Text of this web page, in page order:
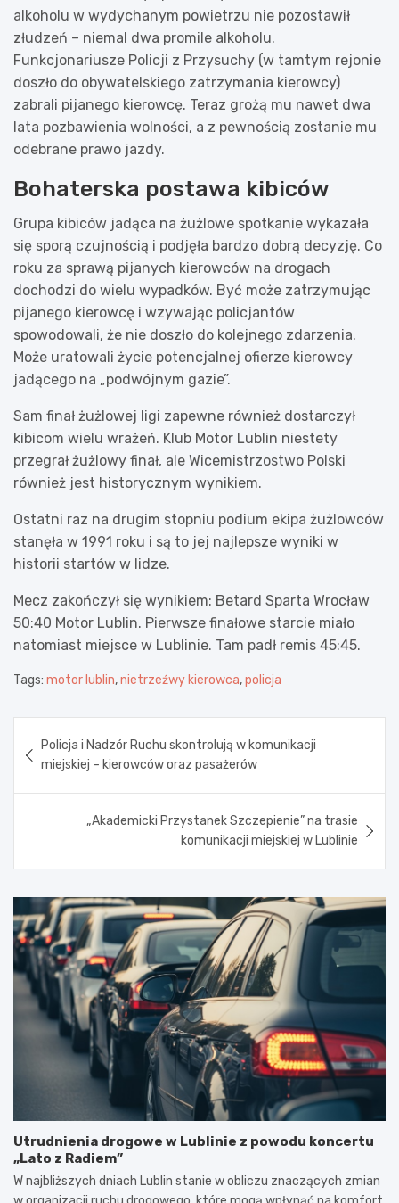
alkoholu w wydychanym powietrzu nie pozostawił
złudzeń – niemal dwa promile alkoholu.
Funkcjonariusze Policji z Przysuchy (w tamtym rejonie
doszło do obywatelskiego zatrzymania kierowcy)
zabrali pijanego kierowcę. Teraz grożą mu nawet dwa
lata pozbawienia wolności, a z pewnością zostanie mu
odebrane prawo jazdy.
Bohaterska postawa kibiców
Grupa kibiców jadąca na żużlowe spotkanie wykazała
się sporą czujnością i podjęła bardzo dobrą decyzję. Co
roku za sprawą pijanych kierowców na drogach
dochodzi do wielu wypadków. Być może zatrzymując
pijanego kierowcę i wzywając policjantów
spowodowali, że nie doszło do kolejnego zdarzenia.
Może uratowali życie potencjalnej ofierze kierowcy
jadącego na „podwójnym gazie”.
Sam finał żużlowej ligi zapewne również dostarczył
kibicom wielu wrażeń. Klub Motor Lublin niestety
przegrał żużlowy finał, ale Wicemistrzostwo Polski
również jest historycznym wynikiem.
Ostatni raz na drugim stopniu podium ekipa żużlowców
stanęła w 1991 roku i są to jej najlepsze wyniki w
historii startów w lidze.
Mecz zakończył się wynikiem: Betard Sparta Wrocław
50:40 Motor Lublin. Pierwsze finałowe starcie miało
natomiast miejsce w Lublinie. Tam padł remis 45:45.
Tags: motor lublin,nietrzeźwy kierowca,policja
wpisu
Policja i Nadzór Ruchu skontrolują w komunikacji
miejskiej – kierowców oraz pasażerów
„Akademicki Przystanek Szczepienie” na trasie
komunikacji miejskiej w Lublinie
Utrudnienia drogowe w Lublinie z powodu koncertu
„Lato z Radiem”
W najbliższych dniach Lublin stanie w obliczu znaczących zmian